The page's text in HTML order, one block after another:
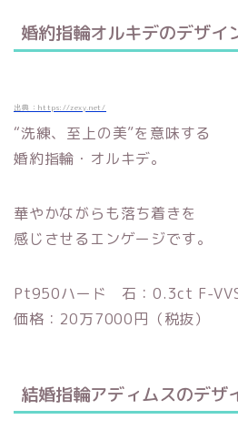
婚約指輪オルキデのデザイ
出典：https://zexy.net/
“洗練、至上の美”を意味する
婚約指輪・オルキデ。
華やかながらも落ち着きを
感じさせるエンゲージです。
Pt950ハード 石：0.3ct F-
価格：20万7000円（税抜）
結婚指輪アディムスのデザ